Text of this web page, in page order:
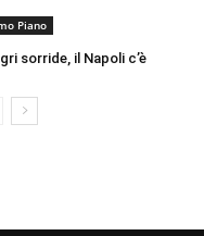
Piano
sorride, il Napoli c’è